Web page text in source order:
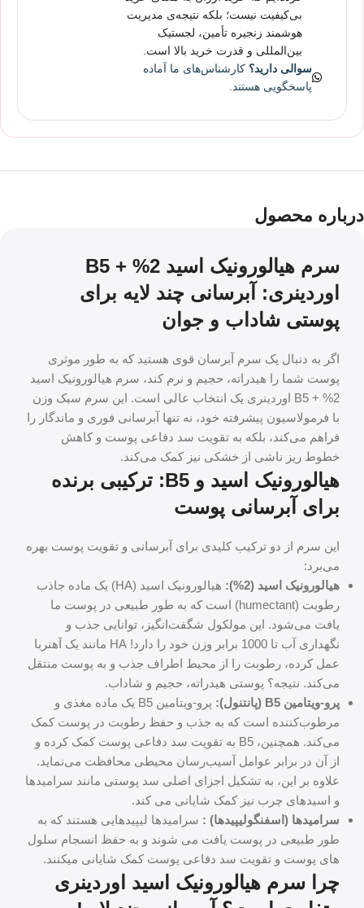
بی‌کیفیت نیست؛ بلکه نتیجه‌ی مدیریت
هوشمند زنجیره تأمین، لجستیک
بین‌المللی و قدرت خرید بالا است.
سوالی دارید؟ کارشناس‌های ما آماده
پاسخگویی هستند.
درباره محصول
سرم هیالورونیک اسید 2% + B5
اوردینری: آبرسانی چند لایه برای
پوستی شاداب و جوان
اگر به دنبال یک سرم آبرسان قوی هستید که به طور موثری
پوست شما را هیدراته، حجیم و نرم کند، سرم هیالورونیک اسید
2% + B5 اوردینری یک انتخاب عالی است. این سرم سبک وزن
با فرمولاسیون پیشرفته خود، نه تنها آبرسانی فوری و ماندگار را
فراهم می‌کند، بلکه به تقویت سد دفاعی پوست و کاهش
خطوط ریز ناشی از خشکی نیز کمک می‌کند.
هیالورونیک اسید و B5: ترکیبی برنده
برای آبرسانی پوست
این سرم از دو ترکیب کلیدی برای آبرسانی و تقویت پوست بهره
می‌برد:
هیالورونیک اسید (2%):
هیالورونیک اسید (HA) یک ماده جاذب
رطوبت (humectant) است که به طور طبیعی در پوست ما
یافت می‌شود. این مولکول شگفت‌انگیز، توانایی جذب و
نگهداری آب تا 1000 برابر وزن خود را دارد! HA مانند یک آهنربا
عمل کرده، رطوبت را از محیط اطراف جذب و به پوست منتقل
می‌کند. نتیجه؟ پوستی هیدراته، حجیم و شاداب.
پرو-ویتامین B5 (پانتنول):
پرو-ویتامین B5 یک ماده مغذی و
مرطوب‌کننده است که به جذب و حفظ رطوبت در پوست کمک
می‌کند. همچنین، B5 به تقویت سد دفاعی پوست کمک کرده و
از آن در برابر عوامل آسیب‌رسان محیطی محافظت می‌نماید.
علاوه بر این، به تشکیل اجزای اصلی سد پوستی مانند سرامیدها
و اسیدهای چرب نیز کمک شایانی می کند.
سرامیدها (اسفنگولیپیدها) : سرامیدها لیپیدهایی هستند که به
طور طبیعی در پوست یافت می شوند و به حفظ انسجام سلول
های پوست و تقویت سد دفاعی پوست کمک شایانی میکنند.
چرا سرم هیالورونیک اسید اوردینری